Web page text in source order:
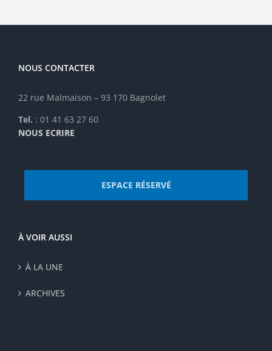
NOUS CONTACTER
22 rue Malmaison – 93 170 Bagnolet
Tel. : 01 41 63 27 60
NOUS ECRIRE
ESPACE RÉSERVÉ
À VOIR AUSSI
À LA UNE
ARCHIVES